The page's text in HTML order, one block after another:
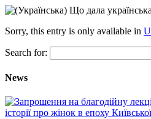
Sorry, this entry is only available in
Search for:
News